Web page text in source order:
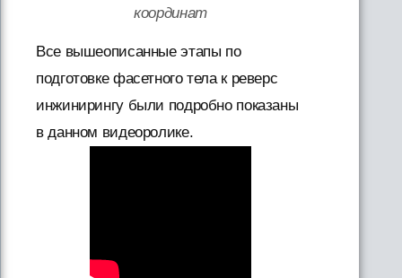
координат
Все вышеописанные этапы по
подготовке фасетного тела к реверс
инжинирингу были подробно показаны
в данном видеоролике.